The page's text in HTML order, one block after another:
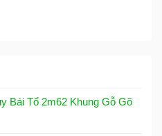
Bái Tổ 2m62 Khung Gỗ Gõ